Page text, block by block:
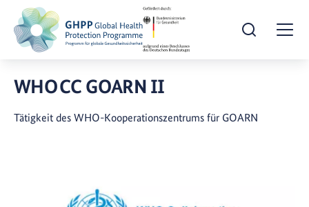
Suche öffnen
WHO CC GOARN II
Tätigkeit des WHO-Kooperationszentrums für GOARN